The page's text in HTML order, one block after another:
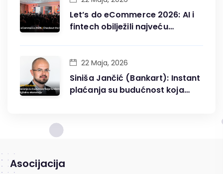
Let’s do eCommerce 2026: AI i
fintech obilježili najveću
Siniša Jančić (Bankart): Instant
plaćanja su budućnost koja
22 Maja, 2026
Asocijacija